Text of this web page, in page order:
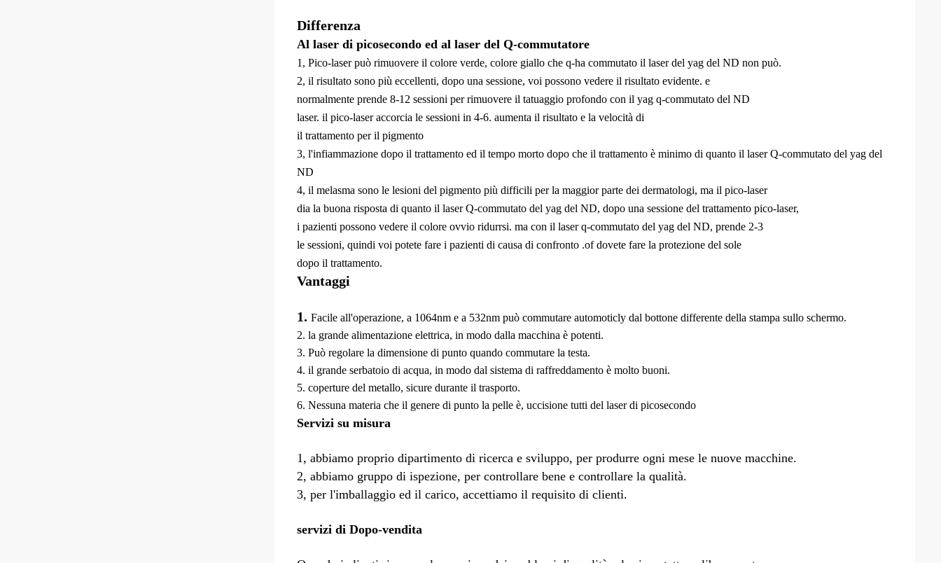
Differenza
Al laser di picosecondo ed al laser del Q-commutatore
1, Pico-laser può rimuovere il colore verde, colore giallo che q-ha commutato il laser del yag del ND non può.
2, il risultato sono più eccellenti, dopo una sessione, voi possono vedere il risultato evidente. e
normalmente prende 8-12 sessioni per rimuovere il tatuaggio profondo con il yag q-commutato del ND
laser. il pico-laser accorcia le sessioni in 4-6. aumenta il risultato e la velocità di
il trattamento per il pigmento
3, l'infiammazione dopo il trattamento ed il tempo morto dopo che il trattamento è minimo di quanto il laser Q-commutato del yag del
ND
4, il melasma sono le lesioni del pigmento più difficili per la maggior parte dei dermatologi, ma il pico-laser
dia la buona risposta di quanto il laser Q-commutato del yag del ND, dopo una sessione del trattamento pico-laser,
i pazienti possono vedere il colore ovvio ridurrsi. ma con il laser q-commutato del yag del ND, prende 2-3
le sessioni, quindi voi potete fare i pazienti di causa di confronto .of dovete fare la protezione del sole
dopo il trattamento.
Vantaggi
1. Facile all'operazione, a 1064nm e a 532nm può commutare automoticly dal bottone differente della stampa sullo schermo.
2. la grande alimentazione elettrica, in modo dalla macchina è potenti.
3. Può regolare la dimensione di punto quando commutare la testa.
4. il grande serbatoio di acqua, in modo dal sistema di raffreddamento è molto buoni.
5. coperture del metallo, sicure durante il trasporto.
6. Nessuna materia che il genere di punto la pelle è, uccisione tutti del laser di picosecondo
Servizi su misura
1, abbiamo proprio dipartimento di ricerca e sviluppo, per produrre ogni mese le nuove macchine.
2, abbiamo gruppo di ispezione, per controllare bene e controllare la qualità.
3, per l'imballaggio ed il carico, accettiamo il requisito di clienti.
servizi di Dopo-vendita